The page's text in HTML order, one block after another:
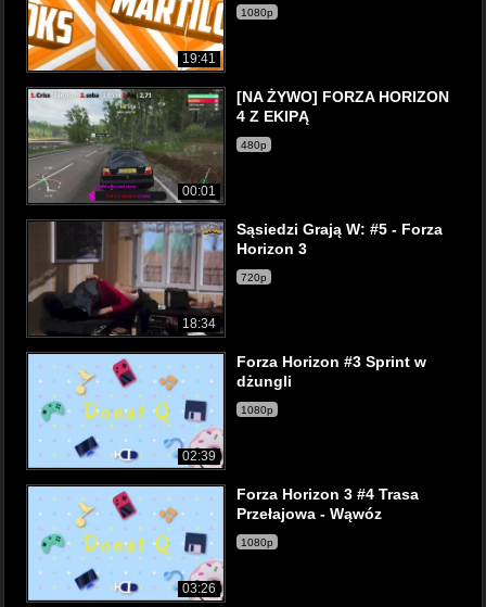
19:41
1080p
00:01
[NA ŻYWO] FORZA HORIZON
4 Z EKIPĄ
480p
18:34
Sąsiedzi Grają W: #5 - Forza
Horizon 3
720p
02:39
Forza Horizon #3 Sprint w
dżungli
1080p
03:26
Forza Horizon 3 #4 Trasa
Przełajowa - Wąwóz
1080p